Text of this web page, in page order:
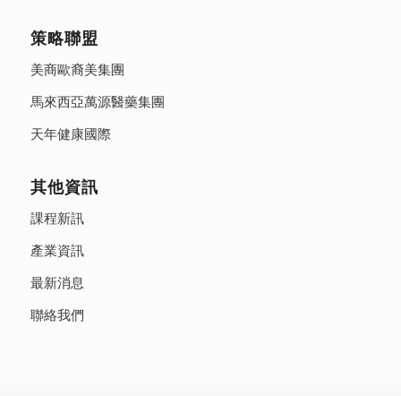
策略聯盟
美商歐裔美集團
馬來西亞萬源醫藥集團
天年健康國際
其他資訊
課程新訊
產業資訊
最新消息
聯絡我們